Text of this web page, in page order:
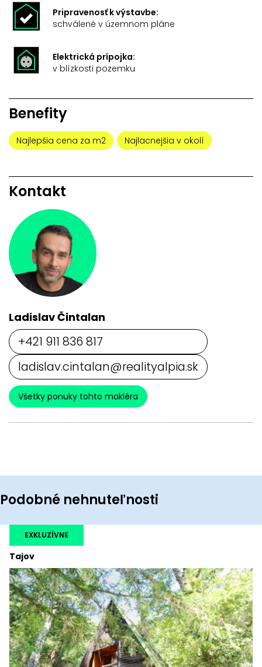
Pripravenosť k výstavbe:
schválené v územnom pláne
Elektrická prípojka:
v blízkosti pozemku
Benefity
Najlepšia cena za m2 Najlacnejšia v okolí
Kontakt
Ladislav Čintalan
+421 911 836 817
ladislav.cintalan@realityalpia.sk
Všetky ponuky tohto makléra
Podobné nehnuteľnosti
Tajov
EXKLUZÍVNE